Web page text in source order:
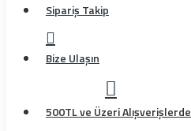
Sipariş Takip
Bize Ulaşın
500TL ve Üzeri Alışverişlerde